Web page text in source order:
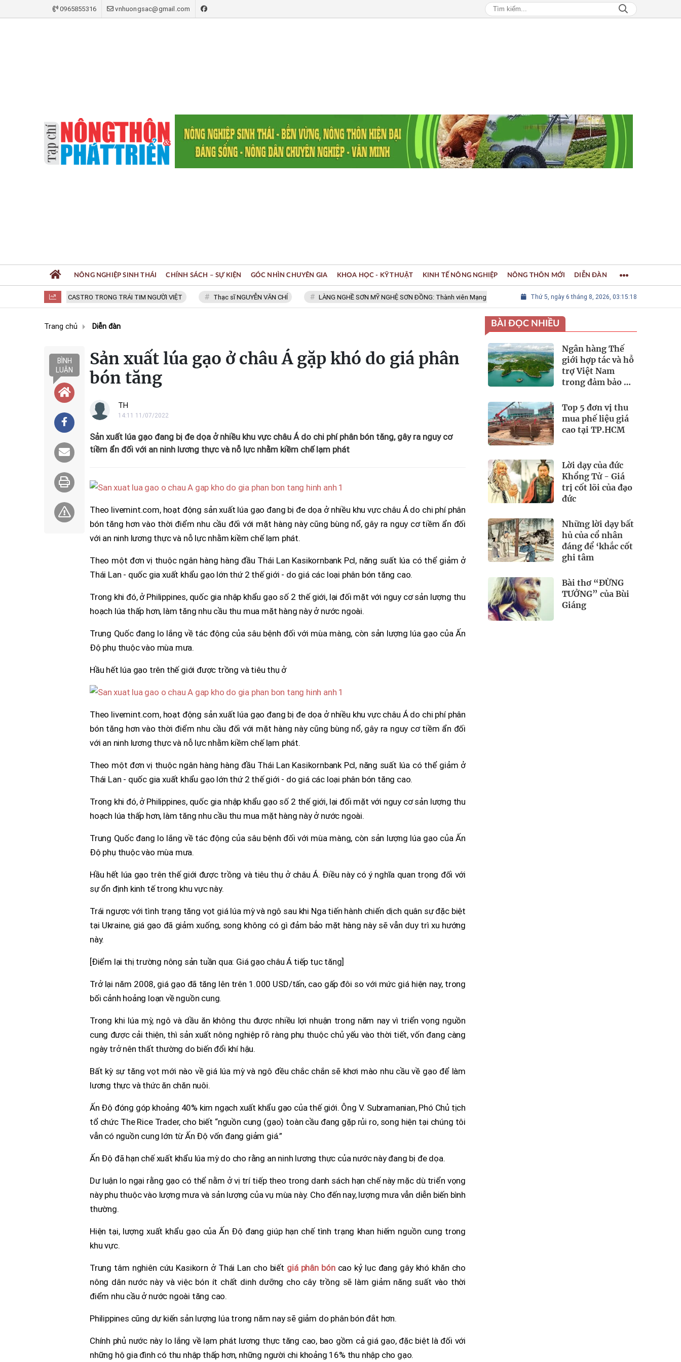
0965855316 vnhuongsac@gmail.com
FIDEL CASTRO TRONG TRÁI TIM NGƯỜI VIỆT Thạc sĩ NGUYỄN VĂN CHÍ LÀNG NGHỀ SƠN MỸ NGHỆ SƠN ĐỒNG: Thành viên Mạng lưới các Thành phố Thủ công sáng tạo Thế giới
Thứ 5, ngày 6 tháng 8, 2026, 03:15:19
NÔNG NGHIỆP SINH THÁI CHÍNH SÁCH – SỰ KIỆN GÓC NHÌN CHUYÊN GIA KHOA HỌC - KỸ THUẬT KINH TẾ NÔNG NGHIỆP NÔNG THÔN MỚI DIỄN ĐÀN
Trang chủ Diễn đàn
BÌNH
LUẬN
Sản xuất lúa gạo ở châu Á gặp khó do giá phân
bón tăng
TH
14:11 11/07/2022
Sản xuất lúa gạo đang bị đe dọa ở nhiều khu vực châu Á do chi phí phân bón tăng, gây ra nguy cơ
tiềm ẩn đối với an ninh lương thực và nỗ lực nhằm kiềm chế lạm phát
Theo livemint.com, hoạt động sản xuất lúa gạo đang bị đe dọa ở nhiều khu vực châu Á do chi phí phân
bón tăng hơn vào thời điểm nhu cầu đối với mặt hàng này cũng bùng nổ, gây ra nguy cơ tiềm ẩn đối
với an ninh lương thực và nỗ lực nhằm kiềm chế lạm phát.
Theo một đơn vị thuộc ngân hàng hàng đầu Thái Lan Kasikornbank Pcl, năng suất lúa có thể giảm ở
Thái Lan - quốc gia xuất khẩu gạo lớn thứ 2 thế giới - do giá các loại phân bón tăng cao.
Trong khi đó, ở Philippines, quốc gia nhập khẩu gạo số 2 thế giới, lại đối mặt với nguy cơ sản lượng thu
hoạch lúa thấp hơn, làm tăng nhu cầu thu mua mặt hàng này ở nước ngoài.
Trung Quốc đang lo lắng về tác động của sâu bệnh đối với mùa màng, còn sản lượng lúa gạo của Ấn
Độ phụ thuộc vào mùa mưa.
Hầu hết lúa gạo trên thế giới được trồng và tiêu thụ ở
Theo livemint.com, hoạt động sản xuất lúa gạo đang bị đe dọa ở nhiều khu vực châu Á do chi phí phân
bón tăng hơn vào thời điểm nhu cầu đối với mặt hàng này cũng bùng nổ, gây ra nguy cơ tiềm ẩn đối
với an ninh lương thực và nỗ lực nhằm kiềm chế lạm phát.
Theo một đơn vị thuộc ngân hàng hàng đầu Thái Lan Kasikornbank Pcl, năng suất lúa có thể giảm ở
Thái Lan - quốc gia xuất khẩu gạo lớn thứ 2 thế giới - do giá các loại phân bón tăng cao.
Trong khi đó, ở Philippines, quốc gia nhập khẩu gạo số 2 thế giới, lại đối mặt với nguy cơ sản lượng thu
hoạch lúa thấp hơn, làm tăng nhu cầu thu mua mặt hàng này ở nước ngoài.
Trung Quốc đang lo lắng về tác động của sâu bệnh đối với mùa màng, còn sản lượng lúa gạo của Ấn
Độ phụ thuộc vào mùa mưa.
Hầu hết lúa gạo trên thế giới được trồng và tiêu thụ ở châu Á. Điều này có ý nghĩa quan trọng đối với
sự ổn định kinh tế trong khu vực này.
Trái ngược với tình trạng tăng vọt giá lúa mỳ và ngô sau khi Nga tiến hành chiến dịch quân sự đặc biệt
tại Ukraine, giá gạo đã giảm xuống, song không có gì đảm bảo mặt hàng này sẽ vẫn duy trì xu hướng
này.
[Điểm lại thị trường nông sản tuần qua: Giá gạo châu Á tiếp tục tăng]
Trở lại năm 2008, giá gạo đã tăng lên trên 1.000 USD/tấn, cao gấp đôi so với mức giá hiện nay, trong
bối cảnh hoảng loạn về nguồn cung.
Trong khi lúa mỳ, ngô và dầu ăn không thu được nhiều lợi nhuận trong năm nay vì triển vọng nguồn
cung được cải thiện, thì sản xuất nông nghiệp rõ ràng phụ thuộc chủ yếu vào thời tiết, vốn đang càng
ngày trở nên thất thường do biến đổi khí hậu.
Bất kỳ sự tăng vọt mới nào về giá lúa mỳ và ngô đều chắc chắn sẽ khơi mào nhu cầu về gạo để làm
lương thực và thức ăn chăn nuôi.
Ấn Độ đóng góp khoảng 40% kim ngạch xuất khẩu gạo của thế giới. Ông V. Subramanian, Phó Chủ tịch
tổ chức The Rice Trader, cho biết “nguồn cung (gạo) toàn cầu đang gặp rủi ro, song hiện tại chúng tôi
vẫn có nguồn cung lớn từ Ấn Độ vốn đang giảm giá.”
Ấn Độ đã hạn chế xuất khẩu lúa mỳ do cho rằng an ninh lương thực của nước này đang bị đe dọa.
Dư luận lo ngại rằng gạo có thể nằm ở vị trí tiếp theo trong danh sách hạn chế này mặc dù triển vọng
này phụ thuộc vào lượng mưa và sản lượng của vụ mùa này. Cho đến nay, lượng mưa vẫn diễn biến bình
thường.
Hiện tại, lượng xuất khẩu gạo của Ấn Độ đang giúp hạn chế tình trạng khan hiếm nguồn cung trong
khu vực.
Trung tâm nghiên cứu Kasikorn ở Thái Lan cho biết giá phân bóncao kỷ lục đang gây khó khăn cho
nông dân nước này và việc bón ít chất dinh dưỡng cho cây trồng sẽ làm giảm năng suất vào thời
điểm nhu cầu ở nước ngoài tăng cao.
Philippines cũng dự kiến sản lượng lúa trong năm nay sẽ giảm do phân bón đắt hơn.
Chính phủ nước này lo lắng về lạm phát lương thực tăng cao, bao gồm cả giá gạo, đặc biệt là đối với
những hộ gia đình có thu nhập thấp hơn, những người chi khoảng 16% thu nhập cho gạo.
BÀI ĐỌC NHIỀU
Ngân hàng Thế
giới hợp tác và hỗ
trợ Việt Nam
trong đảm bảo an
Top 5 đơn vị thu
mua phế liệu giá
cao tại TP.HCM
Lời dạy của đức
Khổng Tử - Giá
trị cốt lõi của đạo
đức
Những lời dạy bất
hủ của cổ nhân
đáng để ‘khắc cốt
ghi tâm
Bài thơ “ĐỪNG
TƯỞNG” của Bùi
Giáng